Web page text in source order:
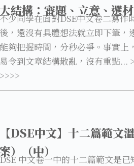
大結構：審題、立意、選
不少同學在面對DSE中文卷二寫作
後，還沒有具體想法就立即下筆，
能夠把握時間，分秒必爭。事實上
易令到文章結構散亂，沒有重點...
>>>>
【DSE中文】十二篇範文
案）（中）
DSE 中文卷一中的十二篇範文是已